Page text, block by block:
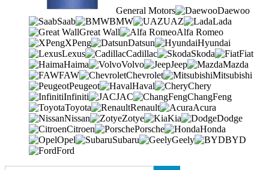
General Motors
Daewoo
Saab
BMW UAZ
Lada
Great Wall
Alfa Romeo
XPeng
Datsun
Hyundai
Lexus
Cadillac Skoda
Fiat
Haima
Volvo Jeep
Mazda
FAW
Chevrolet
Mitsubishi
Peugeot
Haval
Chery
Infiniti
JAC
ChangFeng
Toyota
Renault
Acura
Nissan
Zotye Kia
Dodge
Citroen
Porsche
Honda
Opel
Subaru Geely
BYD
Ford